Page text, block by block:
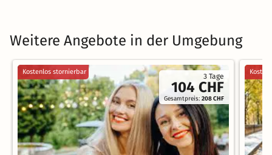
Weitere Angebote in der Umgebung
3 Tage
104 CHF
Gesamtpreis:208 CHF
Kostenlos stornierbar